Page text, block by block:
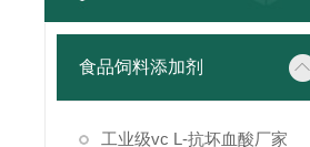
食品饲料添加剂
工业级vc L-抗坏血酸厂家